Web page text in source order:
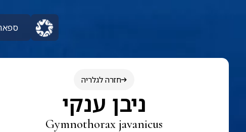
חזרה לגלריה
ניבן ענקי
Gymnothorax javanicus